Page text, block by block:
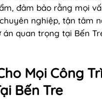
đảm bảo rằng mọi
nghiệp, tận tâm
quan trọng tại Bến
Mọi Công
Bến Tre